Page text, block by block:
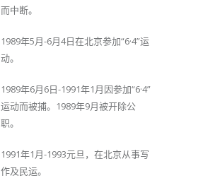
而中断。
1989年5月-6月4日在北京参加“6·4”运
动。
1989年6月6日-1991年1月因参加“6·4”
运动而被捕。1989年9月被开除公
职。
1991年1月-1993元旦，在北京从事写
作及民运。